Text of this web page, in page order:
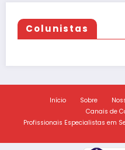
Colunistas
Início Sobre
Canais de
Profissionais Especialistas em